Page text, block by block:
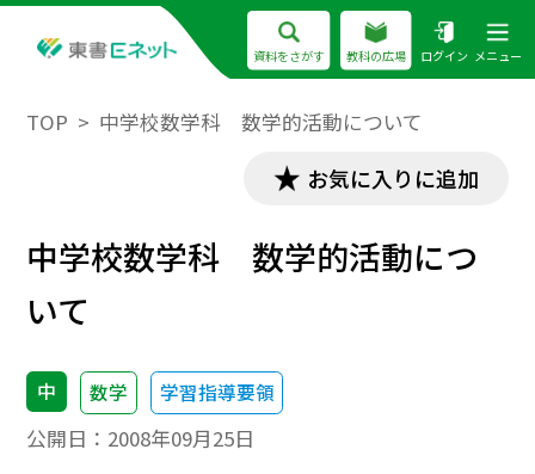
資料をさがす 教科の広場 ログイン メニュー
TOP 中学校数学科 数学的活動について
お気に入りに追加
中学校数学科 数学的活動につ
いて
中 数学 学習指導要領
公開日： 2008年09月25日